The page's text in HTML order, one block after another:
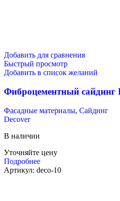
Добавить для сравнения
Быстрый просмотр
Добавить в список желаний
Фиброцементный сайдинг
Фасадные материалы, Сайдинг
Decover
В наличии
Уточняйте цену
Подробнее
Артикул: deco-10